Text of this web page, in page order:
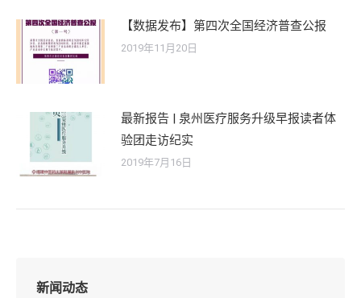
【数据发布】第四次全国经济普查公报
2019年11月20日
最新报告 | 泉州医疗服务升级早报读者体
验团走访纪实
2019年7月16日
新闻动态